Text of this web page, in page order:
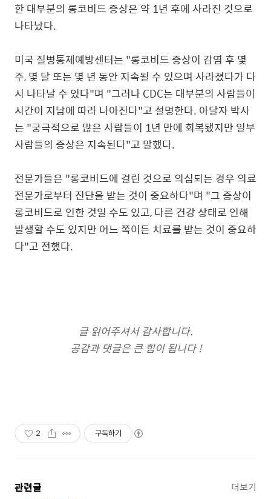
한 대부분의 롱코비드 증상은 약 1년 후에 사라진 것으로
나타났다.
미국 질병통제예방센터는 "롱코비드 증상이 감염 후 몇
주, 몇 달 또는 몇 년 동안 지속될 수 있으며 사라졌다가 다
시 나타날 수 있다"며 "그러나 CDC는 대부분의 사람들이
시간이 지남에 따라 나아진다"고 설명한다. 아달자 박사
는 "궁극적으로 많은 사람들이 1년 만에 회복됐지만 일부
사람들의 증상은 지속된다"고 말했다.
전문가들은 "롱코비드에 걸린 것으로 의심되는 경우 의료
전문가로부터 진단을 받는 것이 중요하다"며 "그 증상이
롱코비드로 인한 것일 수도 있고, 다른 건강 상태로 인해
발생할 수도 있지만 어느 쪽이든 치료를 받는 것이 중요하
다"고 전했다.
글 읽어주셔서 감사합니다.
공감과 댓글은 큰 힘이 됩니다 !
2 구독하기
관련글 더보기